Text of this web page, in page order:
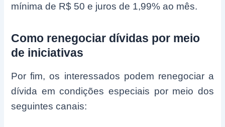
mínima de R$ 50 e juros de 1,99% ao mês.
Como renegociar dívidas por meio
de iniciativas
Por fim, os interessados podem renegociar a
dívida em condições especiais por meio dos
seguintes canais: